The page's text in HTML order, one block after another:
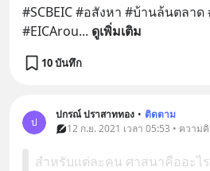
#SCBEIC #อสังหา #บ้านล้นตลาด
#EICArou... ดูเพิ่มเติม
10 บันทึก
ป
ปกรณ์ ปราสาททอง • ติดตาม
12 ก.ย. 2021 เวลา 05:53 • ความ
สำหรับแต่ละคน ศาสนาคืออะไ